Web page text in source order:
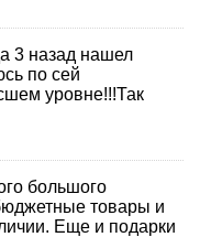
3 назад нашел
по сей
уровне!!!Так
большого
товары и
Еще и подарки